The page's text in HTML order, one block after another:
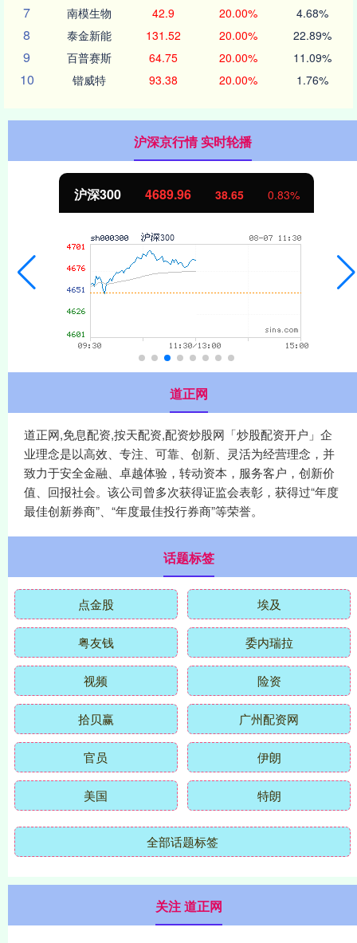
7 南模生物 42.9 20.00% 4.68%
8 泰金新能 131.52 20.00% 22.89%
9 百普赛斯 64.75 20.00% 11.09%
10 锴威特 93.38 20.00% 1.76%
沪深京行情 实时轮播
沪深300 4689.96 38.65 0.83%
道正网
道正网,免息配资,按天配资,配资炒股网「炒股配资开户」企
业理念是以高效、专注、可靠、创新、灵活为经营理念，并
致力于安全金融、卓越体验，转动资本，服务客户，创新价
值、回报社会。该公司曾多次获得证监会表彰，获得过“年度
最佳创新券商”、“年度最佳投行券商”等荣誉。
话题标签
点金股 埃及
粤友钱 委内瑞拉
视频 险资
拾贝赢 广州配资网
官员 伊朗
美国 特朗
全部话题标签
关注 道正网